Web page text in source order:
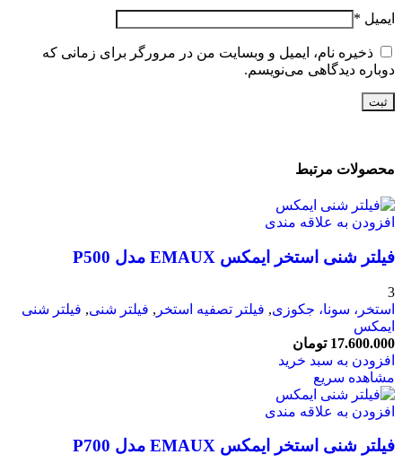
ایمیل *
ذخیره نام، ایمیل و وبسایت من در مرورگر برای زمانی که
دوباره دیدگاهی می‌نویسم.
محصولات مرتبط
افزودن به علاقه مندی
فیلتر شنی استخر ایمکس EMAUX مدل P500
3
استخر، سونا، جکوزی, فیلتر تصفیه استخر , فیلتر شنی, فیلتر شنی
ایمکس
17.600.000 تومان
افزودن به سبد خرید
مشاهده سریع
افزودن به علاقه مندی
فیلتر شنی استخر ایمکس EMAUX مدل P700